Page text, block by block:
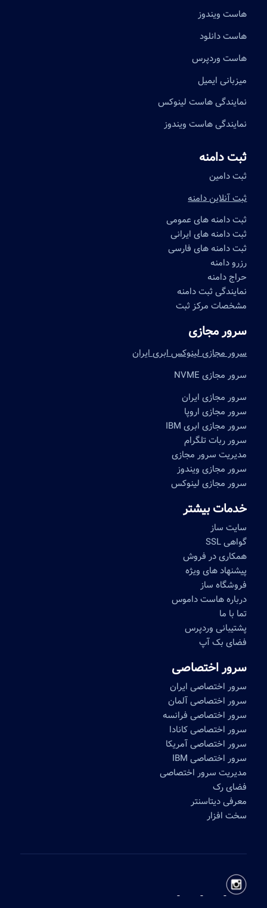
هاست ویندوز
هاست دانلود
هاست وردپرس
میزبانی ایمیل
نمایندگی هاست لینوکس
نمایندگی هاست ویندوز
ثبت دامنه
ثبت دامین
ثبت آنلاین دامنه
ثبت دامنه های عمومی
ثبت دامنه های ایرانی
ثبت دامنه های فارسی
رزرو دامنه
حراج دامنه
نمایندگی ثبت دامنه
مشخصات مرکز ثبت
سرور مجازی
سرور مجازی لینوکس ابری ایران
سرور مجازی NVME
سرور مجازی ایران
سرور مجازی اروپا
سرور مجازی ابری IBM
سرور ربات تلگرام
مدیریت سرور مجازی
سرور مجازی ویندوز
سرور مجازی لینوکس
خدمات بیشتر
سایت ساز
گواهی SSL
همکاری در فروش
پیشنهاد های ویژه
فروشگاه ساز
درباره هاست داموس
تما با ما
پشتیبانی وردپرس
فضای بک آپ
سرور اختصاصی
سرور اختصاصی ایران
سرور اختصاصی آلمان
سرور اختصاصی فرانسه
سرور اختصاصی کانادا
سرور اختصاصی آمریکا
سرور اختصاصی IBM
مدیریت سرور اختصاصی
فضای رک
معرفی دیتاسنتر
سخت افزار